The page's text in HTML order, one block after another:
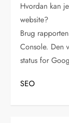
Hvordan kan
website?
Brug
Console. Den
status for
SEO